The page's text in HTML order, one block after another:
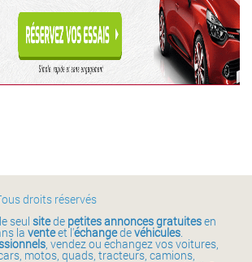
droits réservés
seul sitede petites annonces gratuitesen
la venteet l'échangedevéhicules.
, vendez ou échangez vos voitures,
motos, quads, tracteurs, camions,